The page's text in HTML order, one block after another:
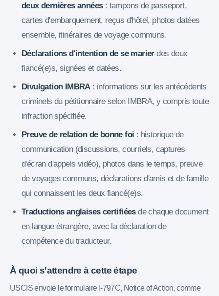
deux dernières années: tampons de passeport,
cartes d'embarquement, reçus d'hôtel, photos datées
ensemble, itinéraires de voyage communs.
Déclarations d'intention de se marierdes deux
fiancé(e)s, signées et datées.
Divulgation IMBRA: informations sur les antécédents
criminels du pétitionnaire selon IMBRA, y compris toute
infraction spécifiée.
Preuve de relation de bonne foi : historique de
communication (discussions, courriels, captures
d'écran d'appels vidéo), photos dans le temps, preuve
de voyages communs, déclarations d'amis et de famille
qui connaissent les deux fiancé(e)s.
Traductions anglaises certifiéesde chaque document
en langue étrangère, avec la déclaration de
compétence du traducteur.
À quoi s'attendre à cette étape
USCIS envoie le formulaire I-797C, Notice of Action, comme